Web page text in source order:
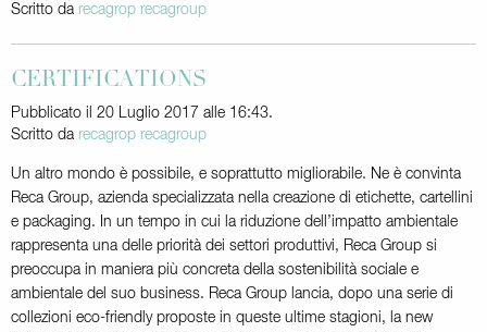
Scritto da recagrop recagroup
CERTIFICATIONS
Pubblicato il 20 Luglio 2017 alle 16:43.
Scritto da recagrop recagroup
Un altro mondo è possibile, e soprattutto migliorabile. Ne è convinta
Reca Group, azienda specializzata nella creazione di etichette, cartellini
e packaging. In un tempo in cui la riduzione dell’impatto ambientale
rappresenta una delle priorità dei settori produttivi, Reca Group si
preoccupa in maniera più concreta della sostenibilità sociale e
ambientale del suo business. Reca Group lancia, dopo una serie di
collezioni eco-friendly proposte in queste ultime stagioni, la new